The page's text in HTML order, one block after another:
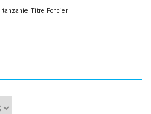
tanzanie Titre Foncier